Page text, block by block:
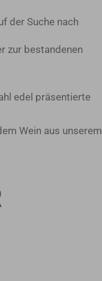
der Suche nach
zur bestandenen
edel präsentierte
Wein aus unserem